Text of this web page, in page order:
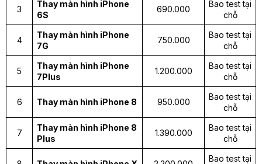
3
Thay màn hình iPhone
6S
690.000
Bao test tại
chỗ
4
Thay màn hình iPhone
7G
750.000
Bao test tại
chỗ
5
Thay màn hình iPhone
7Plus
1.200.000
Bao test tại
chỗ
6 Thay màn hình iPhone 8 950.000
Bao test tại
chỗ
7
Thay màn hình iPhone 8
Plus
1.390.000
Bao test tại
chỗ
Bao test tại